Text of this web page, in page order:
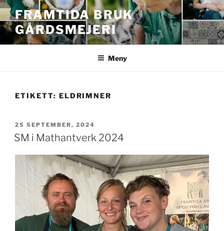
Hoppa
till
innehåll
FRAMTIDA BRUK
GÅRDSMEJERI
Meny
ETIKETT: ELDRIMNER
PUBLICERAT
25 SEPTEMBER, 2024
SM i Mathantverk 2024